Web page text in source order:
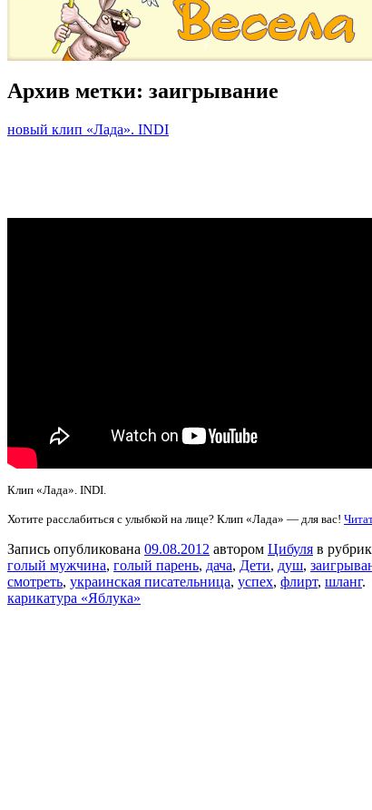
Архив метки: заигрывание
новый клип «Лада». INDI
Клип «Лада». INDI.
Хотите расслабиться с улыбкой на лице? Клип «Лада» — для вас!
Запись опубликована 09.08.2012 автором Цибуля в
голый мужчина, голый парень, дача, Дети, душ,
смотреть, украинская писательница, успех, флирт, шланг.
карикатура «Яблука»